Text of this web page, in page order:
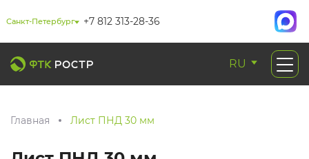
Санкт-Петербург +7 812 313-28-36
RU
Главная Лист ПНД 30 мм